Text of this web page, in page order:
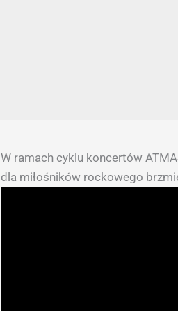
W ramach cyklu koncertów
dla miłośników rockowego